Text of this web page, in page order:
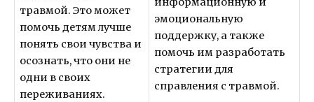
травмой. Это может
помочь детям лучше
понять свои чувства и
осознать, что они не
одни в своих
переживаниях.
эмоциональную
поддержку, а также
помочь им разработать
стратегии для
справления с травмой.